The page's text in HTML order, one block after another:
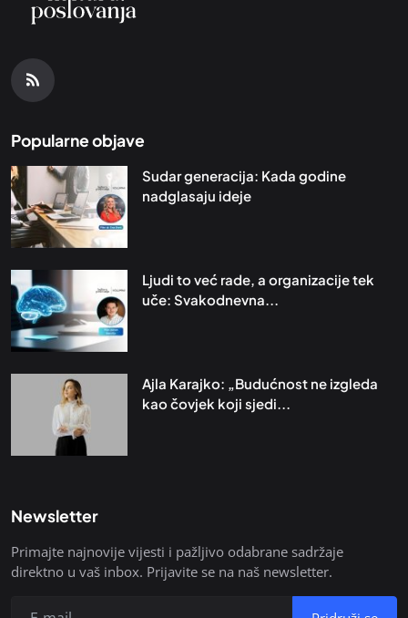
Popularne objave
Sudar generacija: Kada godine
nadglasaju ideje
Ljudi to već rade, a organizacije tek
uče: Svakodnevna...
Ajla Karajko: „Budućnost ne izgleda
kao čovjek koji sjedi...
Newsletter
Primajte najnovije vijesti i pažljivo odabrane sadržaje
direktno u vaš inbox. Prijavite se na naš newsletter.